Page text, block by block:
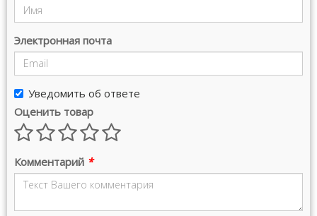
Электронная почта
Уведомить об ответе
Оценить товар
Комментарий *